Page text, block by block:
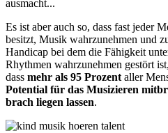
ausmacht...
Es ist aber auch so, dass fast jeder
besitzt, Musik wahrzunehmen und
Handicap bei dem die Fähigkeit
Rhythmen wahrzunehmen gestört
dass mehr als 95 Prozent aller
Potential für das Musizieren
brach liegen lassen.